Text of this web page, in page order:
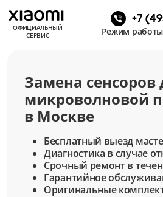
ОФИЦИАЛЬНЫЙ
СЕРВИС
+7
Режим работы
Замена сенсоров
микроволновой
в Москве
Бесплатный выезд
Диагностика в случае
Срочный ремонт в
Гарантийное
Оригинальные